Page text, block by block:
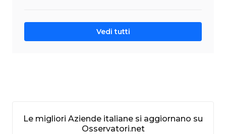
Vedi tutti
Le migliori Aziende italiane si aggiornano su
Osservatori.net